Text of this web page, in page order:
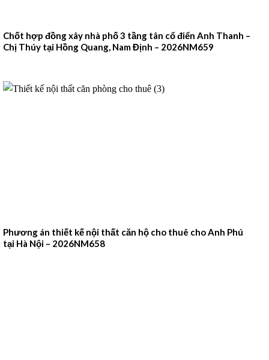
Chốt hợp đồng xây nhà phố 3 tầng tân cổ điển Anh Thanh –
Chị Thúy tại Hồng Quang, Nam Định – 2026NM659
Phương án thiết kế nội thất căn hộ cho thuê cho Anh Phú
tại Hà Nội – 2026NM658